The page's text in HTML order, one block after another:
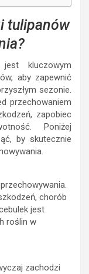
tulipanów
jest kluczowym
aby zapewnić
sezonie.
przechowaniem
zapobiec
Poniżej
by skutecznie
chorób
jest
roślin w
zachodzi